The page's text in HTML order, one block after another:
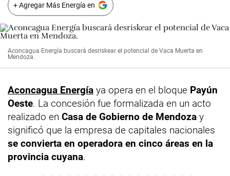
+ Agregar Más Energía en
Aconcagua Energía buscará desriskear el potencial de Vaca Muerta en
Mendoza.
Aconcagua Energía ya opera en el bloque Payún
Oeste. La concesión fue formalizada en un acto
realizado en Casa de Gobierno de Mendoza y
significó que la empresa de capitales nacionales
se convierta en operadora en cinco áreas en la
provincia cuyana.